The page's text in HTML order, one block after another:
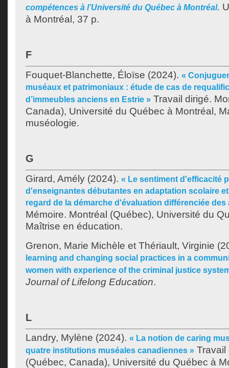
compétences à l’Université du Québec à Montréal.
à Montréal, 37 p.
F
Fouquet-Blanchette, Éloïse (2024). «
muséaux et patrimoniaux : étude de cas de
d’immeubles anciens en Estrie » Travail dirigé.
Canada), Université du Québec à Montréal,
muséologie.
G
Girard, Amély (2024). « Le sentiment d'efficacité
d'enseignantes débutantes en adaptation scolaire
regard de la démarche d'évaluation différenciée
Mémoire. Montréal (Québec), Université du
Maîtrise en éducation.
Grenon, Marie Michèle et Thériault, Virginie
learning and changing social practices in a
women with experience of the criminal justice
Journal of Lifelong Education.
L
Landry, Mylène (2024). « La notion de caring
quatre institutions muséales canadiennes » Travail
(Québec, Canada), Université du Québec à